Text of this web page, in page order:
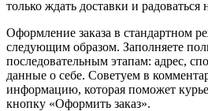
только ждать доставки и радоваться
Оформление заказа в стандартном
следующим образом. Заполняете
последовательным этапам: адрес,
данные о себе. Советуем в
информацию, которая поможет
кнопку «Оформить заказ».